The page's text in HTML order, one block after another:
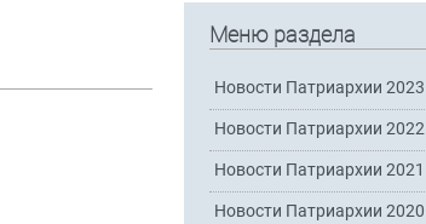
Меню раздела
Новости Патриархии 2023
Новости Патриархии 2022
Новости Патриархии 2021
Новости Патриархии 2020